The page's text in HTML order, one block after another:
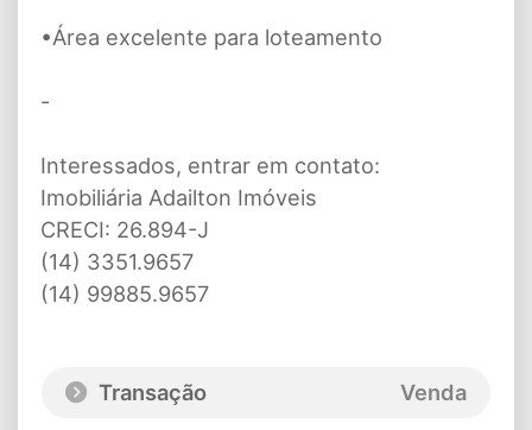
•Área excelente para loteamento
-
Interessados, entrar em contato:
Imobiliária Adailton Imóveis
CRECI: 26.894-J
(14) 3351.9657
(14) 99885.9657
Transação Venda